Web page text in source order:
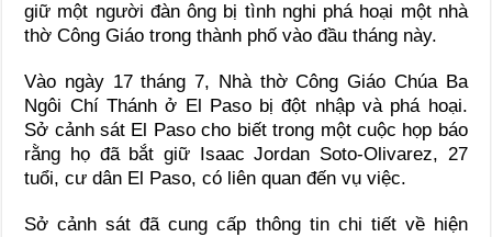
giữ một người đàn ông bị tình nghi phá hoại một nhà
thờ Công Giáo trong thành phố vào đầu tháng này.
Vào ngày 17 tháng 7, Nhà thờ Công Giáo Chúa Ba
Ngôi Chí Thánh ở El Paso bị đột nhập và phá hoại.
Sở cảnh sát El Paso cho biết trong một cuộc họp báo
rằng họ đã bắt giữ Isaac Jordan Soto-Olivarez, 27
tuổi, cư dân El Paso, có liên quan đến vụ việc.
Sở cảnh sát đã cung cấp thông tin chi tiết về hiện